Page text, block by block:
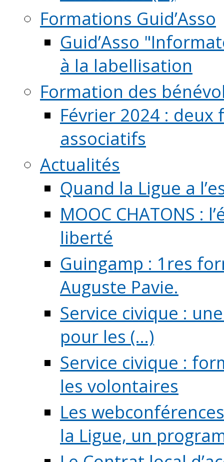
Formations Guid’Asso
Guid’Asso
à la labellisation
Formation des
Février 2024 :
associatifs
Actualités
Quand la Ligue a
MOOC CHATONS
liberté
Guingamp : 1res
Auguste Pavie.
Service civique :
pour les (...)
Service civique :
les volontaires
Les
la Ligue, un